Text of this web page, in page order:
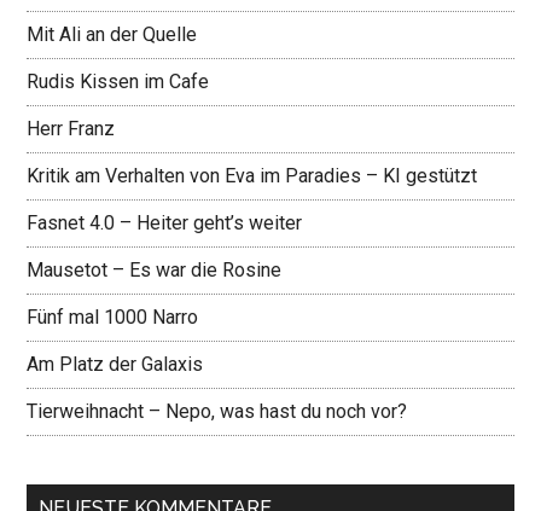
Mit Ali an der Quelle
Rudis Kissen im Cafe
Herr Franz
Kritik am Verhalten von Eva im Paradies – KI gestützt
Fasnet 4.0 – Heiter geht’s weiter
Mausetot – Es war die Rosine
Fünf mal 1000 Narro
Am Platz der Galaxis
Tierweihnacht – Nepo, was hast du noch vor?